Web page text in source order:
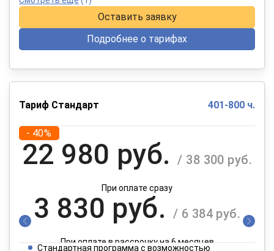
Оставить заявку
Подробнее о тарифах
Тариф Стандарт 401-800 ч.
- 40%
22 980 руб. / 38 300 руб.
При оплате сразу
3 830 руб. / 6 384 руб.
При оплате в рассрочку на 6 месяцев
Стандартная программа с возможностью